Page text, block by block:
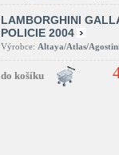
LAMBORGHINI
POLICIE 2004
Výrobce: Altaya/Atlas/